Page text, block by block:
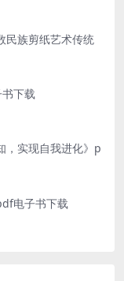
族剪纸艺术传统
书下载
，实现自我进化》p
电子书下载